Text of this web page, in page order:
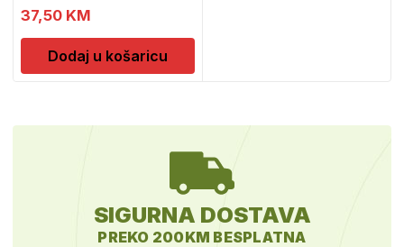
37,50 KM
Dodaj u košaricu
SIGURNA DOSTAVA
PREKO 200KM BESPLATNA